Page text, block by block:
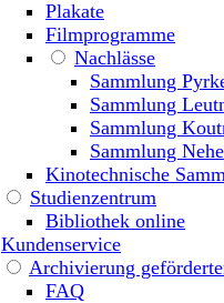
Plakate
Filmprogramme
Nachlässe
Sammlung
Sammlung
Sammlung
Sammlung
Kinotechnische
Studienzentrum
Bibliothek online
Kundenservice
Archivierung
FAQ